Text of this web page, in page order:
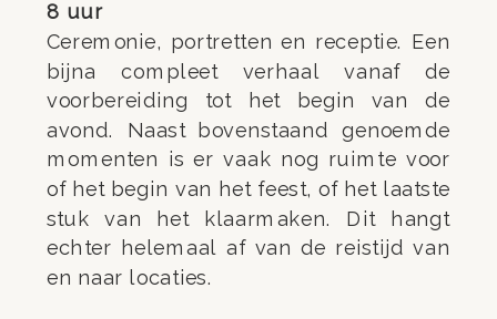
8 uur
Ceremonie, portretten en receptie. Een
bijna compleet verhaal vanaf de
voorbereiding tot het begin van de
avond. Naast bovenstaand genoemde
momenten is er vaak nog ruimte voor
of het begin van het feest, of het laatste
stuk van het klaarmaken. Dit hangt
echter helemaal af van de reistijd van
en naar locaties.